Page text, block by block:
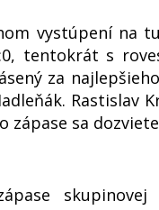
vystúpení na
tentokrát s
za
Rastislav
zápase sa dozviete